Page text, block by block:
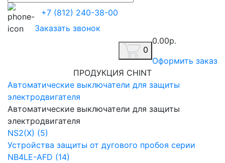
+7 (812) 240-38-00
Заказать звонок
0
0.00р.
Оформить заказ
ПРОДУКЦИЯ CHINT
Автоматические выключатели для защиты
электродвигателя
Автоматические выключатели для защиты
электродвигателя
NS2(X) (5)
Устройства защиты от дугового пробоя серии
NB4LE-AFD (14)